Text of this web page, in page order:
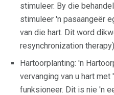
stimuleer. By die
stimuleer 'n pasaangeër
van die hart. Dit word
resynchronization
Hartoorplanting: 'n
vervanging van u hart met
funksioneer. Dit is nie 'n